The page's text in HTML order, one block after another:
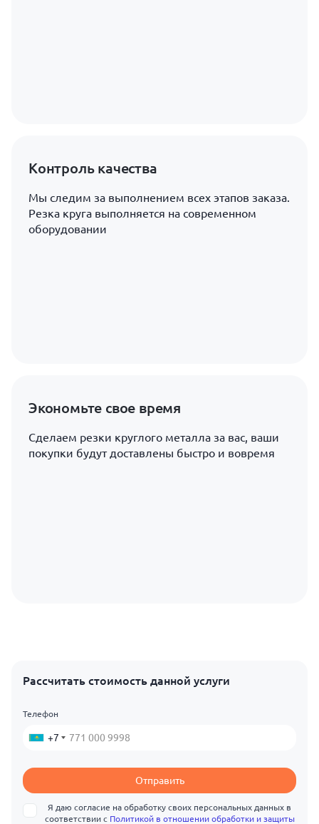
Контроль качества
Мы следим за выполнением всех этапов заказа.
Резка круга выполняется на современном
оборудовании
Экономьте свое время
Сделаем резки круглого металла за вас, ваши
покупки будут доставлены быстро и вовремя
Рассчитать стоимость данной услуги
Телефон
+7
Отправить
Я даю согласие на обработку своих персональных данных в
соответствии с Политикой в отношении обработки и защиты